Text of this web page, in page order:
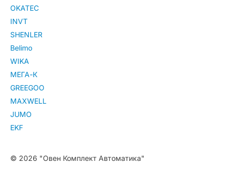
OKATEC
INVT
SHENLER
Belimo
WIKA
МЕГА-К
GREEGOO
MAXWELL
JUMO
EKF
© 2026 "Овен Комплект Автоматика"